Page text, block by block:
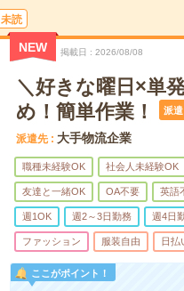
未読
NEW 掲載日 2026/08/08
＼好きな曜日×単
め！簡単作業！
派遣
派遣先 大手物流企業
職種未経験OK 社会人未経験OK
友達と一緒OK OA不要 英語
週1OK 週2～3日勤務 週4日
ファッション 服装自由 日払
ここがポイント！